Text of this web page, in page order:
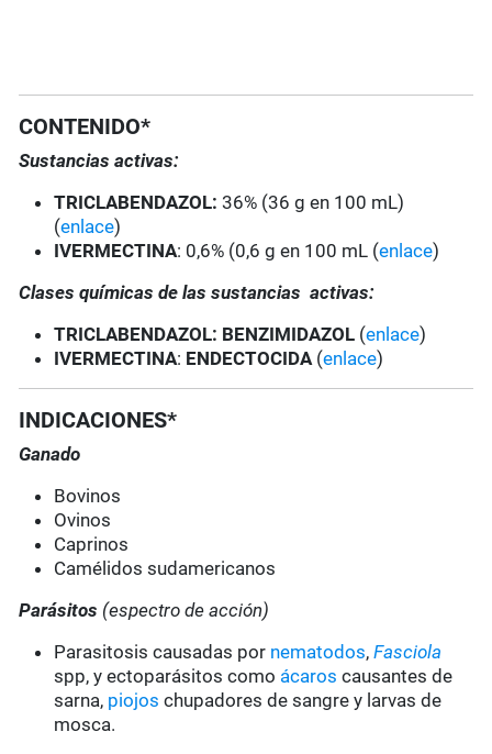
CONTENIDO*
Sustancias activas:
TRICLABENDAZOL: 36% (36 g en 100 mL)
(enlace)
IVERMECTINA: 0,6% (0,6 g en 100 mL (enlace)
Clases químicas de las sustancias activas:
TRICLABENDAZOL: BENZIMIDAZOL (enlace)
IVERMECTINA: ENDECTOCIDA(enlace)
INDICACIONES*
Ganado
Bovinos
Ovinos
Caprinos
Camélidos sudamericanos
Parásitos (espectro de acción)
Parasitosis causadas por nematodos,Fasciola
spp, y ectoparásitos como ácaros causantes de
sarna, piojos chupadores de sangre y larvas de
mosca.